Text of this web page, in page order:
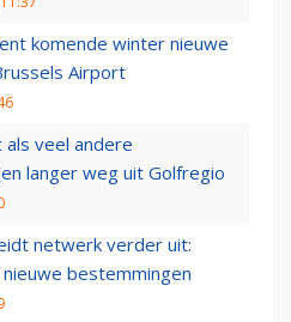
komende winter nieuwe
Airport
veel andere
langer weg uit Golfregio
netwerk verder uit:
bestemmingen